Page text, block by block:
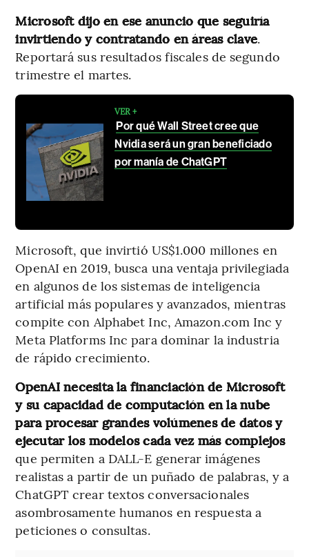
Microsoft dijo en ese anuncio que seguiría
invirtiendo y contratando en áreas clave.
Reportará sus resultados fiscales de segundo
trimestre el martes.
VER +
Por qué Wall Street cree que
Nvidia será un gran beneficiado
por manía de ChatGPT
Microsoft, que invirtió US$1.000 millones en
OpenAI en 2019, busca una ventaja privilegiada
en algunos de los sistemas de inteligencia
artificial más populares y avanzados, mientras
compite con Alphabet Inc, Amazon.com Inc y
Meta Platforms Inc para dominar la industria
de rápido crecimiento.
OpenAI necesita la financiación de Microsoft
y su capacidad de computación en la nube
para procesar grandes volúmenes de datos y
ejecutar los modelos cada vez más complejos
que permiten a DALL-E generar imágenes
realistas a partir de un puñado de palabras, y a
ChatGPT crear textos conversacionales
asombrosamente humanos en respuesta a
peticiones o consultas.